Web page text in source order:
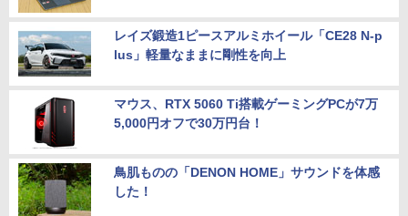
レイズ鍛造1ピースアルミホイール「CE28 N-p
lus」軽量なままに剛性を向上
マウス、RTX 5060 Ti搭載ゲーミングPCが7万
5,000円オフで30万円台！
鳥肌ものの「DENON HOME」サウンドを体感
した！